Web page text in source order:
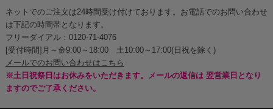
ネットでのご注文は24時間受け付けております。お電話でのお問い合わせ
は下記の時間帯となります。
フリーダイアル：0120-71-4076
[受付時間]月～金9:00～18:00 土10:00～17:00(日祝を除く)
メールでのお問い合わせはこちら
※土日祝祭日はお休みをいただきます。メールの返信は 翌営業日となり
ますのでご了承ください。